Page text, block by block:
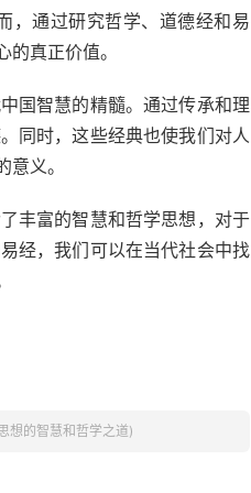
，通过研究哲学、道德经和易
真正价值。
国智慧的精髓。通过传承和理
同时，这些经典也使我们对人
义。
丰富的智慧和哲学思想，对于
经，我们可以在当代社会中找
想的智慧和哲学之道)